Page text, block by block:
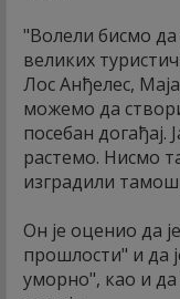
"Волели бисмо
великих
Лос Анђелес,
можемо да
посебан
растемо. Нисмо
изградили
Он је оценио да
прошлости" и да
уморно", као и да